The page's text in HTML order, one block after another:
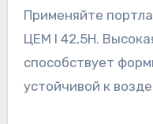
Применяйте
ЦЕМ I 42,5Н.
способствует
устойчивой к